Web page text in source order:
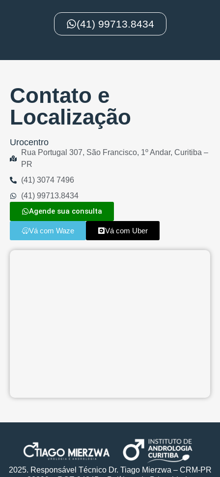
(41) 99713.8434
Contato e
Localização
Urocentro
Rua Portugal 307, São Francisco, 1º Andar, Curitiba –
PR
(41) 3074 7496
(41) 99713.8434
Agende sua consulta
Vá com Waze Vá com Uber
2025. Responsável Técnico Dr. Tiago Mierzwa – CRM-PR